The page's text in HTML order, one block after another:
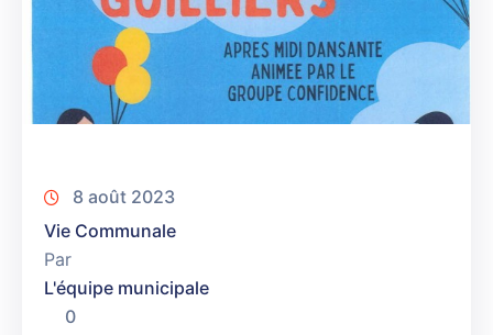
8 août 2023
Vie Communale
Par
L'équipe municipale
0